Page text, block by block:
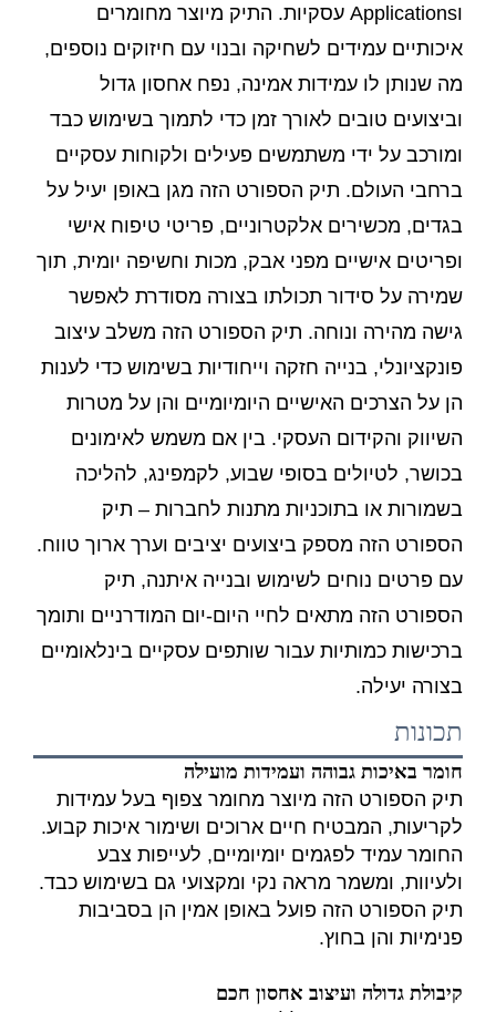
וApplications עסקיות. התיק מיוצר מחומרים
איכותיים עמידים לשחיקה ובנוי עם חיזוקים נוספים,
מה שנותן לו עמידות אמינה, נפח אחסון גדול
וביצועים טובים לאורך זמן כדי לתמוך בשימוש כבד
ומורכב על ידי משתמשים פעילים ולקוחות עסקיים
ברחבי העולם. תיק הספורט הזה מגן באופן יעיל על
בגדים, מכשירים אלקטרוניים, פריטי טיפוח אישי
ופריטים אישיים מפני אבק, מכות וחשיפה יומית, תוך
שמירה על סידור תכולתו בצורה מסודרת לאפשר
גישה מהירה ונוחה. תיק הספורט הזה משלב עיצוב
פונקציונלי, בנייה חזקה וייחודיות בשימוש כדי לענות
הן על הצרכים האישיים היומיומיים והן על מטרות
השיווק והקידום העסקי. בין אם משמש לאימונים
בכושר, לטיולים בסופי שבוע, לקמפינג, להליכה
בשמורות או בתוכניות מתנות לחברות – תיק
הספורט הזה מספק ביצועים יציבים וערך ארוך טווח.
עם פרטים נוחים לשימוש ובנייה איתנה, תיק
הספורט הזה מתאים לחיי היום-יום המודרניים ותומך
ברכישות כמותיות עבור שותפים עסקיים בינלאומיים
בצורה יעילה.
תכונות
חומר באיכות גבוהה ועמידות מועילה
תיק הספורט הזה מיוצר מחומר צפוף בעל עמידות
לקריעות, המבטיח חיים ארוכים ושימור איכות קבוע.
החומר עמיד לפגמים יומיומיים, לעייפות צבע
ולעיוות, ומשמר מראה נקי ומקצועי גם בשימוש כבד.
תיק הספורט הזה פועל באופן אמין הן בסביבות
פנימיות והן בחוץ.
קיבולת גדולה ועיצוב אחסון חכם